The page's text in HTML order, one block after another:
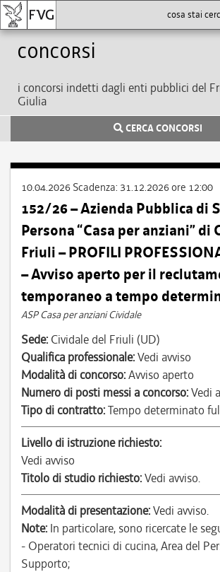
Concorsi
i concorsi indetti dagli enti pubblici del
Giulia
CERCA CONCORSI
10.04.2026 Scadenza: 31.12.2026 ore 12:00
152/26 – Azienda Pubblica di
Persona “Casa per anziani” di
Friuli – PROFILI
– Avviso aperto per il
temporaneo a tempo
ASP Casa per anziani Cividale
Sede: Cividale del Friuli (UD)
Qualifica professionale:Vedi avviso
Modalità di concorso:Avviso aperto
Numero di posti messi a concorso:Vedi
Tipo di contratto:Tempo determinato
Livello di istruzione richiesto:
Vedi avviso
Titolo di studio richiesto:Vedi avviso.
Modalità di presentazione:Vedi avviso.
Note: In particolare, sono ricercate le
- Operatori tecnici di cucina, Area del
Supporto;